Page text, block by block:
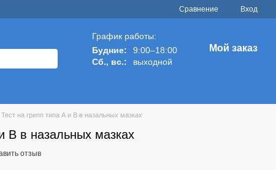
Сравнение Вход
График работы:
Будние:
9:00–18:00
Сб., вс.:
выходной
Мой заказ
Тест на грипп типа А и В в назальных мазках
В в назальных мазках
отзыв